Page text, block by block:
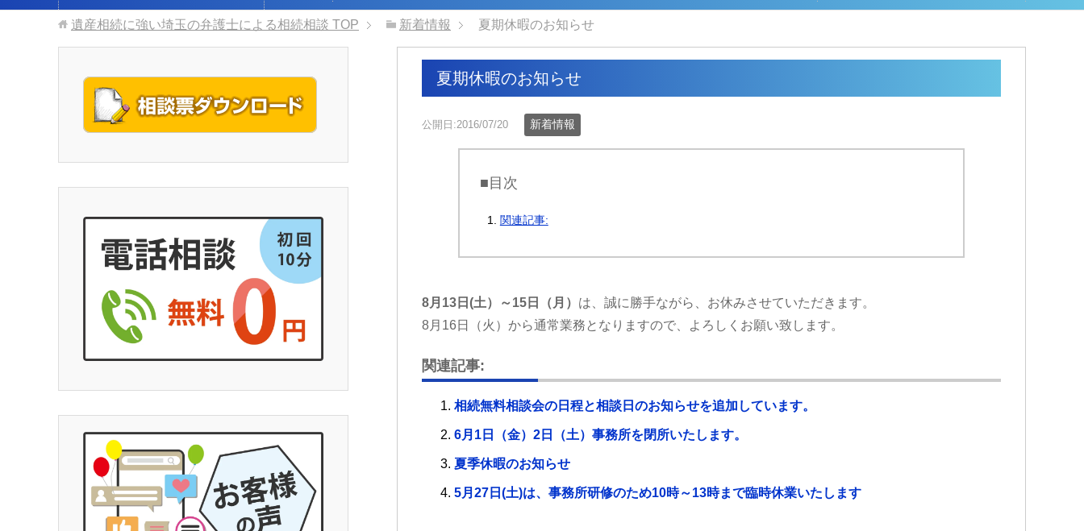
遺産相続に強い埼玉の弁護士による相続相談 TOP 新着情報 夏期休暇のお知らせ
夏期休暇のお知らせ
公開日:2016/07/20 新着情報
■目次
関連記事:
8月13日(土）～15日（月） は、誠に勝手ながら、お休みさせていただきます。
8月16日（火）から通常業務となりますので、よろしくお願い致します。
関連記事:
相続無料相談会の日程と相談日のお知らせを追加しています。
6月1日（金）2日（土）事務所を閉所いたします。
夏季休暇のお知らせ
5月27日(土)は、事務所研修のため10時～13時まで臨時休業いたします